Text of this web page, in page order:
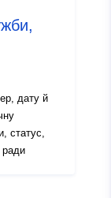
дату й
статус,
ради